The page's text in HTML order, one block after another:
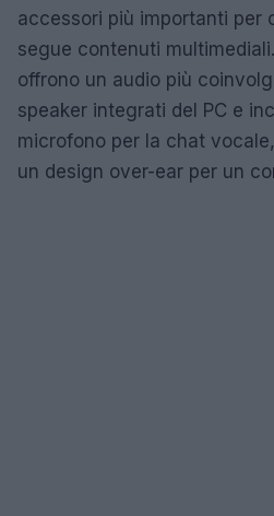
accessori più importanti per
segue contenuti
offrono un audio più
speaker integrati del PC e
microfono per la chat
un design over-ear per un